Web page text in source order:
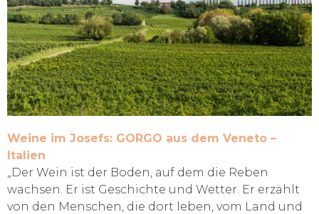
Weine im Josefs: GORGO aus dem Veneto –
Italien
„Der Wein ist der Boden, auf dem die Reben
wachsen. Er ist Geschichte und Wetter. Er erzählt
von den Menschen, die dort leben, vom Land und